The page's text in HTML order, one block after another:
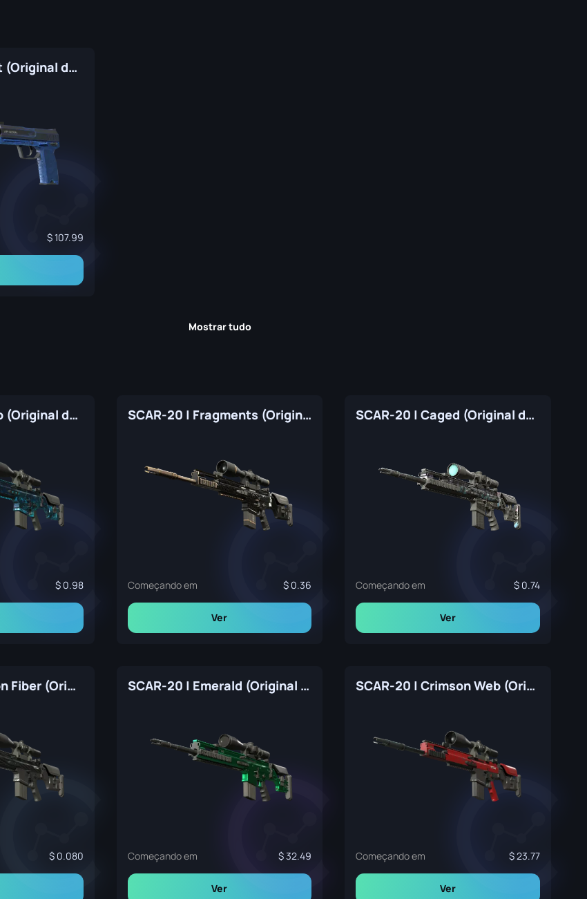
USP-S | Blueprint (Original de Fábrica)
107.99
Mostrar tudo
SCAR-20 | Grotto (Original de Fábrica)
0.98
SCAR-20 | Fragments (Original de Fábrica)
Começando em 0.36
Ver
SCAR-20 | Caged (Original de Fábrica)
Começando em 0.74
Ver
SCAR-20 | Carbon Fiber (Original de Fábrica)
0.080
SCAR-20 | Emerald (Original de Fábrica)
Começando em 32.49
Ver
SCAR-20 | Crimson Web (Original de Fábrica)
Começando em 23.77
Ver